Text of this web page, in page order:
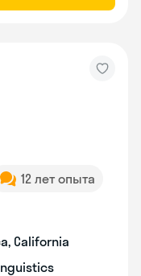
12 лет опыта
California